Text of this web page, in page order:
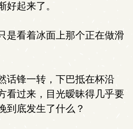
好起来了。
是看着冰面上那个正在做滑
话锋一转，下巴抵在杯沿
看过来，目光暧昧得几乎要
到底发生了什么？